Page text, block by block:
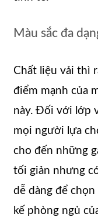
Màu sắc đa
Chất liệu vải thì
điểm mạnh của
này. Đối với lớp
mọi người lựa
cho đến những
tối giản nhưng
dễ dàng để
kế phòng ngủ